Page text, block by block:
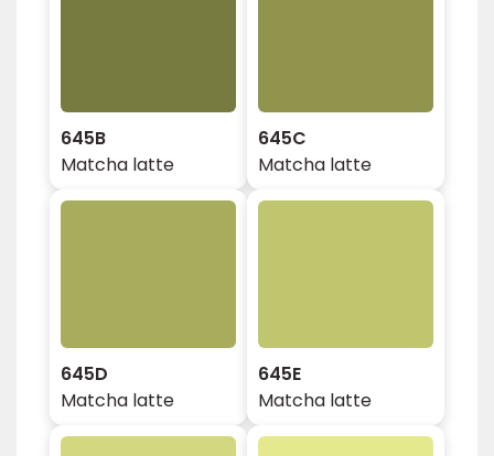
645B
Matcha latte
645C
Matcha latte
645D
Matcha latte
645E
Matcha latte